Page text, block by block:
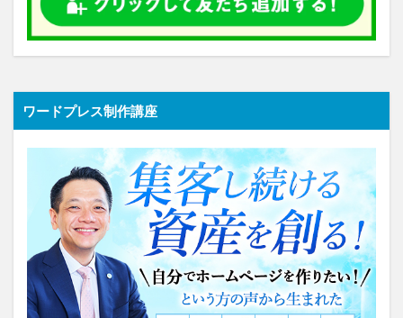
ワードプレス制作講座